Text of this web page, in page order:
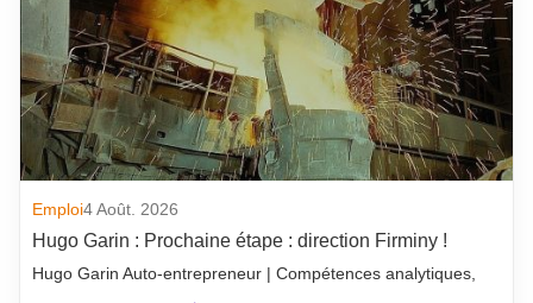
Emploi4 Août. 2026
Hugo Garin : Prochaine étape : direction Firminy !
Hugo Garin Auto-entrepreneur | Compétences analytiques,